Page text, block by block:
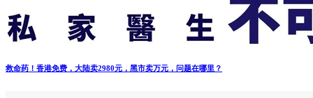
救命药！香港免费，大陆卖2980元，黑市卖万元，问题在哪里？